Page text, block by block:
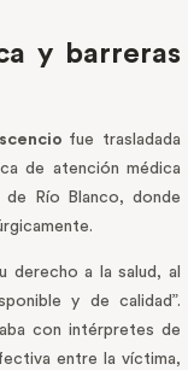
y barreras
fue trasladada
de atención médica
de Río Blanco, donde
derecho a la salud, al
y de calidad”.
con intérpretes de
entre la víctima,